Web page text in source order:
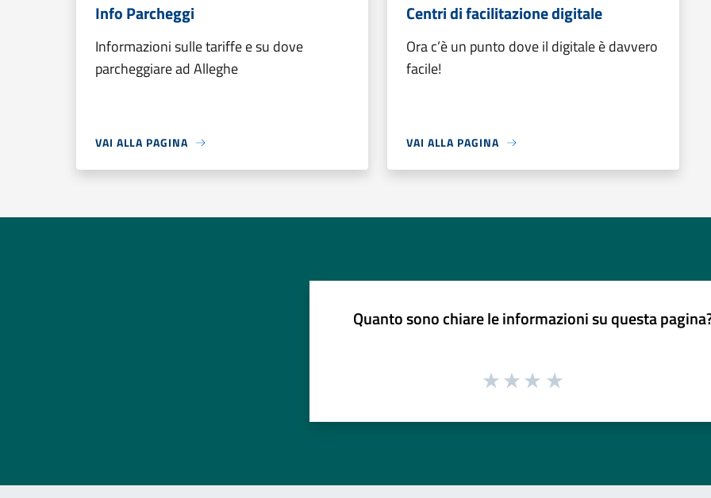
Info Parcheggi
Informazioni sulle tariffe e su dove
parcheggiare ad Alleghe
VAI ALLA PAGINA
Centri di facilitazione digitale
Ora c’è un punto dove il digitale è davvero
facile!
VAI ALLA PAGINA
Quanto sono chiare le informazioni su questa